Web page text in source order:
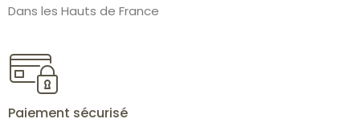
Dans les Hauts de France
Paiement sécurisé